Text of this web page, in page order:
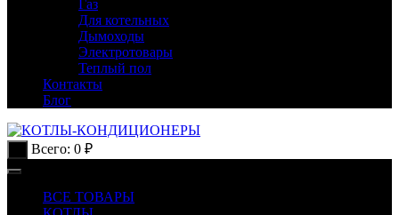
Газ
Для котельных
Дымоходы
Электротовары
Теплый пол
Контакты
Блог
Всего: 0 ₽
ВСЕ ТОВАРЫ